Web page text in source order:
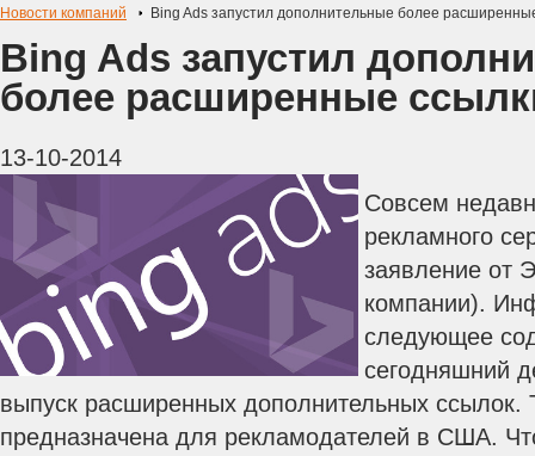
Новости компаний Bing Ads запустил дополнительные более
Bing Ads запустил
более расширенные
13-10-2014
Совсем
рекламного
заявление от
компании).
следующее
сегодняшний
выпуск расширенных дополнительных ссылок.
предназначена для рекламодателей в США.